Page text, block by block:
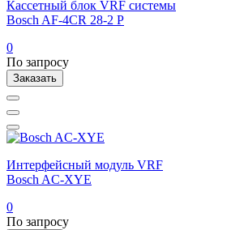
Кассетный блок VRF системы
Bosch AF-4CR 28-2 P
0
По запросу
Заказать
Интерфейсный модуль VRF
Bosch AC-XYE
0
По запросу